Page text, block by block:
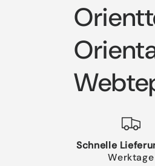
Schnelle
Werktage